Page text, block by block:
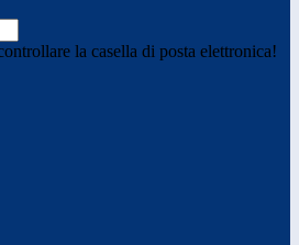
la casella di posta elettronica!